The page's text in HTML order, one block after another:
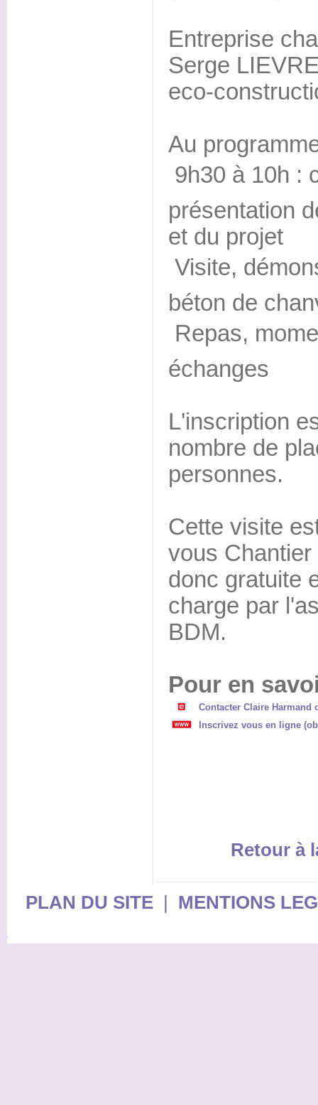
Entreprise
Serge
eco-
Au
 9h30 à 10h
présentation
et du projet
 Visite,
béton de
 Repas,
échanges
L'inscription
nombre de
personnes.
Cette visite
vous
donc gratuite
charge par
BDM.
Pour en
Contacter Claire Harmand
Inscrivez vous en ligne
Retour à
PLAN DU SITE| MENTIONS